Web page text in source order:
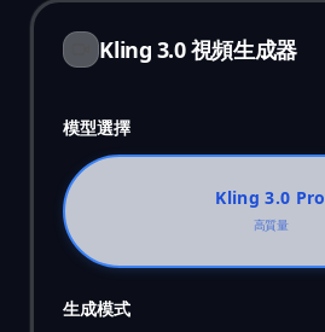
Kling 3.0 視頻生成器
模型選擇
Kling 3.0 Pro
高質量
生成模式